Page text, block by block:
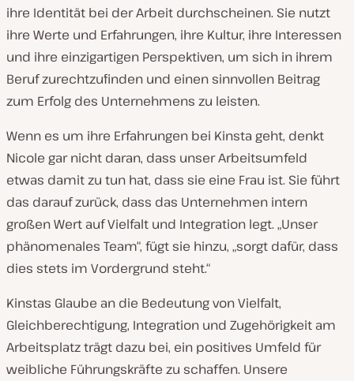
ihre Identität bei der Arbeit durchscheinen. Sie nutzt
ihre Werte und Erfahrungen, ihre Kultur, ihre Interessen
und ihre einzigartigen Perspektiven, um sich in ihrem
Beruf zurechtzufinden und einen sinnvollen Beitrag
zum Erfolg des Unternehmens zu leisten.
Wenn es um ihre Erfahrungen bei Kinsta geht, denkt
Nicole gar nicht daran, dass unser Arbeitsumfeld
etwas damit zu tun hat, dass sie eine Frau ist. Sie führt
das darauf zurück, dass das Unternehmen intern
großen Wert auf Vielfalt und Integration legt. „Unser
phänomenales Team“, fügt sie hinzu, „sorgt dafür, dass
dies stets im Vordergrund steht.“
Kinstas Glaube an die Bedeutung von Vielfalt,
Gleichberechtigung, Integration und Zugehörigkeit am
Arbeitsplatz trägt dazu bei, ein positives Umfeld für
weibliche Führungskräfte zu schaffen. Unsere